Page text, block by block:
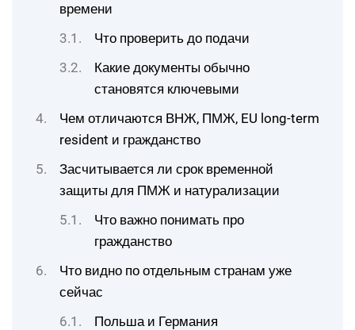
времени
Что проверить до подачи
Какие документы обычно
становятся ключевыми
Чем отличаются ВНЖ, ПМЖ, EU long-term
resident и гражданство
Засчитывается ли срок временной
защиты для ПМЖ и натурализации
Что важно понимать про
гражданство
Что видно по отдельным странам уже
сейчас
Польша и Германия